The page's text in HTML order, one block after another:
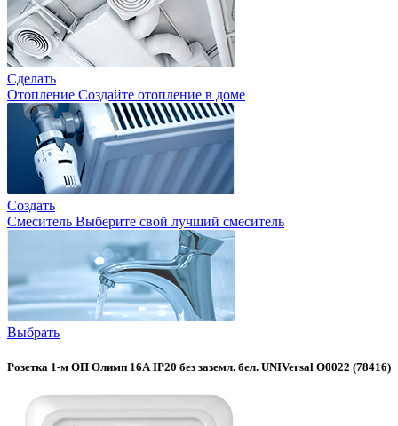
Сделать
Отопление Создайте отопление в доме
Создать
Смеситель Выберите свой лучший смеситель
Выбрать
Розетка 1-м ОП Олимп 16А IP20 без заземл. бел. UNIVersal О0022 (78416)